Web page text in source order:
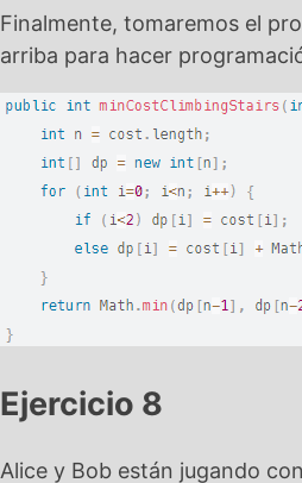
Finalmente, tomaremos el
arriba para hacer
Ejercicio 8
Alice y Bob están jugando